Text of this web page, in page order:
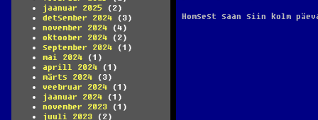
jaanuar 2025 (2)
detsember 2024 (3)
november 2024 (4)
oktoober 2024 (2)
september 2024 (1)
mai 2024 (1)
aprill 2024 (1)
märts 2024 (3)
veebruar 2024 (1)
jaanuar 2024 (1)
november 2023 (1)
juuli 2023 (2)
Homsest saan siin kolm